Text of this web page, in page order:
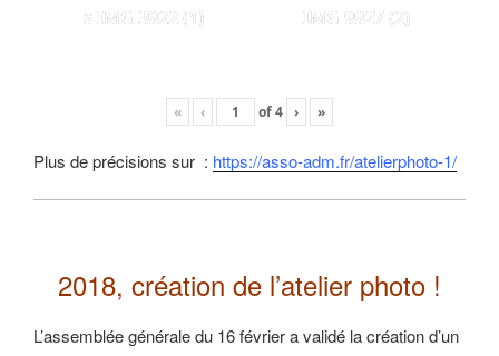
s IMG 3922 (1) IMG 9927 (2)
« ‹ of4 › »
Plus de précisions sur : https://asso-adm.fr/atelierphoto-1/
2018, création de l’atelier photo !
L’assemblée générale du 16 février a validé la création d’un